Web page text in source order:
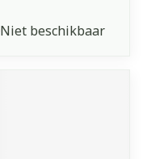
Niet beschikbaar